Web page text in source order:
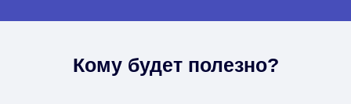
Кому будет полезно?